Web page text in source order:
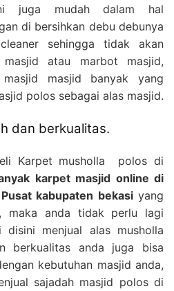
juga mudah dalam hal
di bersihkan debu debunya
sehingga tidak akan
masjid atau marbot masjid,
masjid banyak yang
polos sebagai alas masjid.
dan berkualitas.
Karpet musholla polos di
karpet masjid online di
kabupaten bekasi yang
maka anda tidak perlu lagi
menjual alas musholla
berkualitas anda juga bisa
kebutuhan masjid anda,
sajadah masjid polos di